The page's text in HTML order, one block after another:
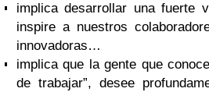
implica desarrollar una fuerte
inspire a nuestros
innovadoras…
implica que la gente que
de trabajar”, desee